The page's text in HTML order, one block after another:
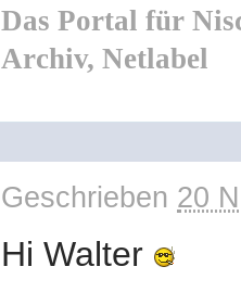
Das Portal für
Archiv, Netlabel
Geschrieben 20
Hi Walter